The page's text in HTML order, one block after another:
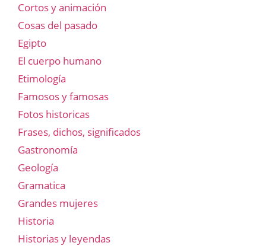
Cortos y animación
Cosas del pasado
Egipto
El cuerpo humano
Etimología
Famosos y famosas
Fotos historicas
Frases, dichos, significados
Gastronomía
Geología
Gramatica
Grandes mujeres
Historia
Historias y leyendas